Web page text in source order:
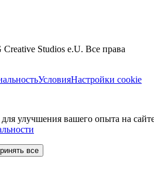
Studios e.U. Все права
УсловияНастройки cookie
улучшения вашего опыта на
все